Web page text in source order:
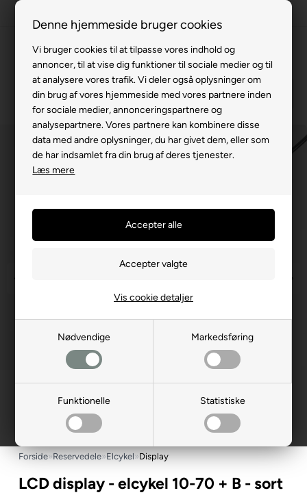
Denne hjemmeside bruger cookies
Vi bruger cookies til at tilpasse vores indhold og
annoncer, til at vise dig funktioner til sociale medier og til
at analysere vores trafik. Vi deler også oplysninger om
din brug af vores hjemmeside med vores partnere inden
for sociale medier, annonceringspartnere og
analysepartnere. Vores partnere kan kombinere disse
data med andre oplysninger, du har givet dem, eller som
de har indsamlet fra din brug af deres tjenester.
Læs mere
Nødvendige Markedsføring
Funktionelle Statistiske
Vis cookie detaljer
Gratis levering v. køb for 799,-
Service hos dig
3 års garanti
63 15 00 00
Forside»Reservedele»Elcykel»Display
LCD display - elcykel 10-70 + B - sort